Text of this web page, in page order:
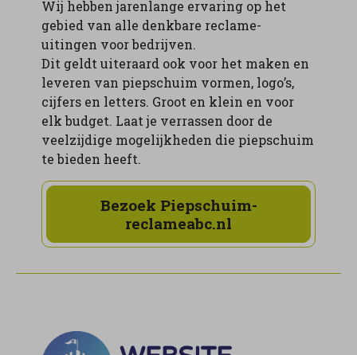
Wij hebben jarenlange ervaring op het
gebied van alle denkbare reclame-
uitingen voor bedrijven.
Dit geldt uiteraard ook voor het maken en
leveren van piepschuim vormen, logo’s,
cijfers en letters. Groot en klein en voor
elk budget. Laat je verrassen door de
veelzijdige mogelijkheden die piepschuim
te bieden heeft.
Bezoek Piepschuim-
reclameabc.nl